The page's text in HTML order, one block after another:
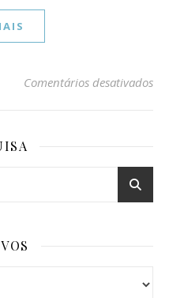
Comentários desativados